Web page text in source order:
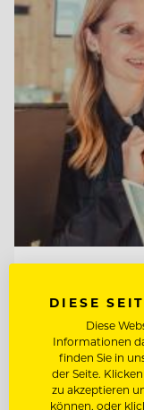
Tirol
6352 Ellmau,
DIESE
Diese
Informationen
finden Sie in
der Seite.
zu akzeptieren
können, oder